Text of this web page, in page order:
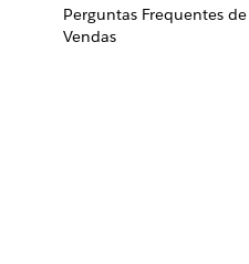
Perguntas Frequentes de
Vendas